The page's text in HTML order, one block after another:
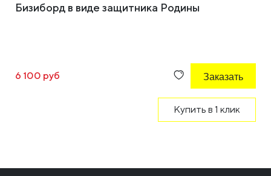
Бизиборд в виде защитника Родины
6 100 руб Заказать
Купить в 1 клик